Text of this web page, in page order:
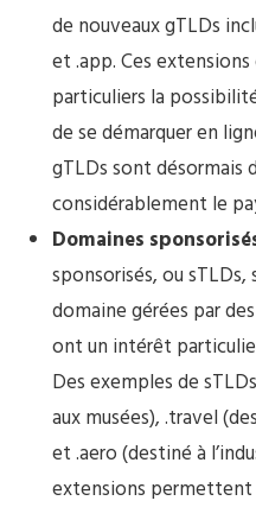
de nouveaux gTLDs
et .app. Ces
particuliers la
de se démarquer en
gTLDs sont désormais
considérablement le
Domaines
sponsorisés, ou
domaine gérées par
ont un intérêt
Des exemples de
aux musées), .travel
et .aero (destiné à
extensions permettent